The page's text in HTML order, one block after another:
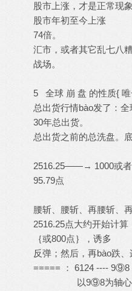
股市上涨，才是正常现
股市年初至今上涨
74倍。
汇市，或者其它乱七八
战场。
5 全球 崩 盘 的性质{ 唯
总出货行情bào发了：
30年总出货。
总出货之前的总洗盘。
2516.25——→ 1000或
95.79点
腰斩、腰斩、再腰斩、
2516.25点大约开始计
｛或800点｝，诱多
反弹；然后，再bào跌
===== ： 6124 ---- 9⑨8
以9⑨8为轴心，以